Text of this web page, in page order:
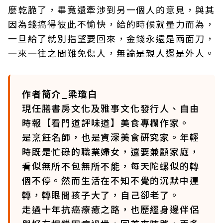
麼乾脆了，畢竟還牽涉到另一個人的意見，與其
因為錢搞得彼此不愉快，給的時候就量力而為，
一旦給了就別指望要回來，金錢永遠是兩面刀，
一來一往之間難免傷人，無論是親人還是外人。
作者簡介_梁瓊白
現任膳書房文化及雅事文化發行人、自由
時報【看門道評味道】美食專欄作家。
是烹飪名師，也是資深美食研究家。年輕
時既是忙碌的職業婦女，還要兼顧家庭，
看似無所不包無所不能，每天陀螺似的轉
個不停。然而生活在不知不覺的沉默中運
轉，轉眼間孩子大了，自己卻老了。
走過十年抗癌療癒之路，也歷經身邊伴侶